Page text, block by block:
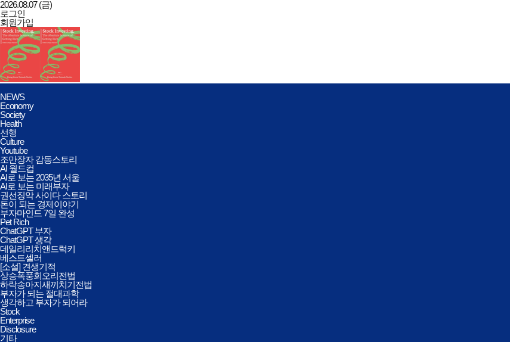
2026.08.07 (금)
로그인
회원가입
데일리리치앤드럭키
전체메뉴
열기/
닫기
NEWS
Economy
Society
Health
선행
Culture
Youtube
조만장자 감동스토리
AI 월드컵
AI로 보는 2035년 서울
AI로 보는 미래부자
권선징악 사이다 스토리
돈이 되는 경제이야기
부자마인드 7일 완성
Pet Rich
ChatGPT 부자
ChatGPT 생각
데일리리치앤드럭키
베스트셀러
[소설] 견생기적
상승폭풍회오리전법
하락송아지새끼치기전법
부자가 되는 절대과학
생각하고 부자가 되어라
Stock
Enterprise
Disclosure
기타